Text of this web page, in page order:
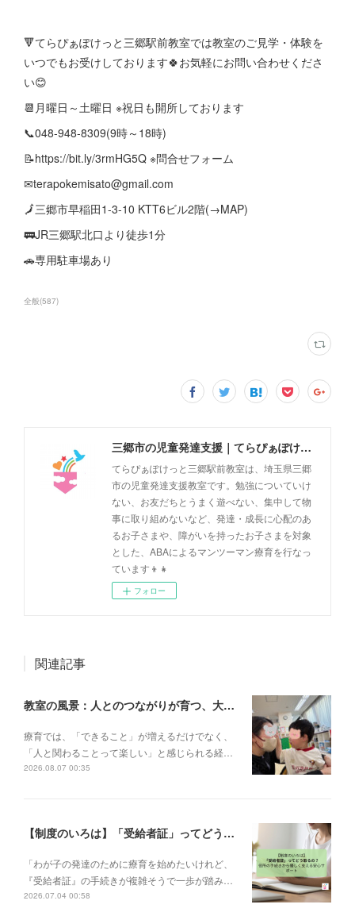
🔻てらぴぁぽけっと三郷駅前教室では教室のご見学・体験を
いつでもお受けしております🍀お気軽にお問い合わせくださ
い😊
📆月曜日～土曜日 ※祝日も開所しております
📞048-948-8309(9時～18時)
📝https://bit.ly/3rmHG5Q ※問合せフォーム
✉terapokemisato@gmail.com
🗾三郷市早稲田1-3-10 KTT6ビル2階(→MAP)
🚃JR三郷駅北口より徒歩1分
🚗専用駐車場あり
全般(587)
三郷市の児童発達支援｜てらぴぁぽけっと三郷駅前教室
てらぴぁぽけっと三郷駅前教室は、埼玉県三郷
市の児童発達支援教室です。勉強についていけ
ない、お友だちとうまく遊べない、集中して物
事に取り組めないなど、発達・成長に心配のあ
るお子さまや、障がいを持ったお子さまを対象
とした、ABAによるマンツーマン療育を行なっ
ています👦👧
フォロー
関連記事
教室の風景：人とのつながりが育つ、大切な一瞬🌼
療育では、「できること」が増えるだけでなく、
「人と関わることって楽しい」と感じられる経…
2026.08.07 00:35
【制度のいろは】「受給者証」ってどう取るの？申請の流れと、てらぴぁぽけっとの安心サポート✨
「わが子の発達のために療育を始めたいけれど、
『受給者証』の手続きが複雑そうで一歩が踏み…
2026.07.04 00:58